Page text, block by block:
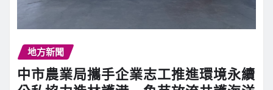
地方新聞
中市農業局攜手企業志工推進環境永續